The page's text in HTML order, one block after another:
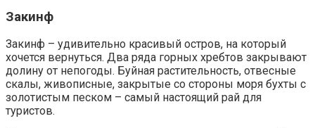
Закинф
Закинф – удивительно красивый остров, на который
хочется вернуться. Два ряда горных хребтов закрывают
долину от непогоды. Буйная растительность, отвесные
скалы, живописные, закрытые со стороны моря бухты с
золотистым песком – самый настоящий рай для
туристов.